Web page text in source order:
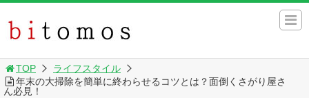
TOP
ライフスタイル
年末の大掃除を簡単に終わらせるコツとは？面倒くさがり屋さ
ん必見！